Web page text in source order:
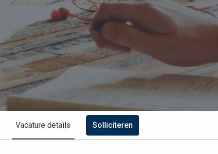
Vacature details Solliciteren